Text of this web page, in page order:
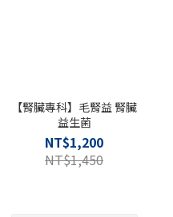
【腎臟專科】毛腎益 腎臟
益生菌
NT$1,200
NT$1,450